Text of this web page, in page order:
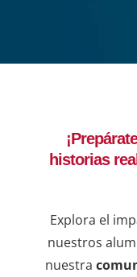
historias
Explora el
nuestros
nuestra